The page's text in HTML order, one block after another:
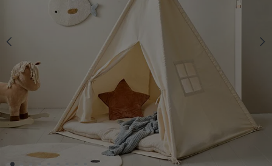
KLIK EN BESTEL
Snelle levering
Voor 23:00 besteld, dezelfde dag
verzonden
Betaal nu of achteraf